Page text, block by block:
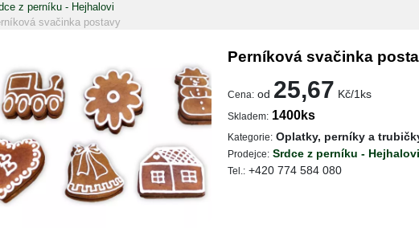
z perníku - Hejhalovi
svačinka postavy
Perníková svačinka
Cena: od 25,67 Kč/1ks
Skladem: 1400ks
Kategorie: Oplatky, perníky a
Prodejce: Srdce z perníku - Hejhalovi
Tel.: +420 774 584 080